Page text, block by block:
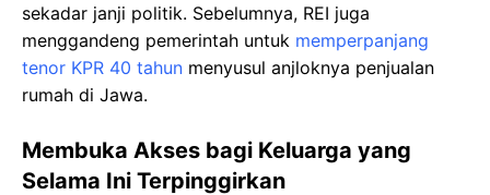
sekadar janji politik. Sebelumnya, REI juga
menggandeng pemerintah untuk memperpanjang
tenor KPR 40 tahun menyusul anjloknya penjualan
rumah di Jawa.
Membuka Akses bagi Keluarga yang
Selama Ini Terpinggirkan